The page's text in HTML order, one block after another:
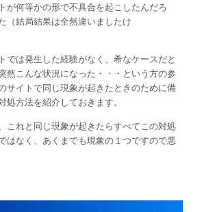
が何等かの形で不具合を起こしたんだろ
（結局結果は全然違いましたけ
では発生した経験がなく、希なケースだと
然こんな状況になった・・・という方の参
サイトで同じ現象が起きたときのために備
処方法を紹介しておきます。
これと同じ現象が起きたらすべてこの対処
はなく、あくまでも現象の１つですので悪